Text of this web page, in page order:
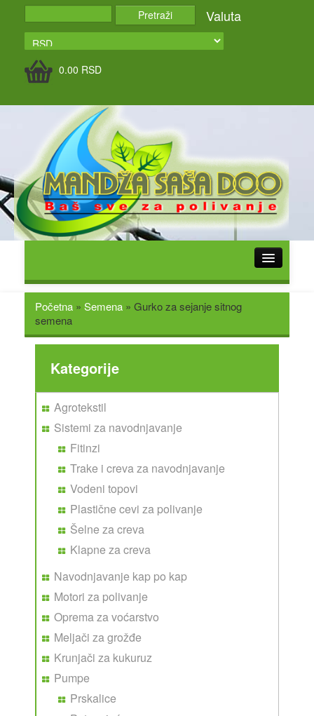
Valuta
0.00 RSD
POČETNA
O NAMA
ONLINE PRODAJA
SAVETI
KONTAKT
Početna » Semena » Gurko za sejanje sitnog
semena
Kategorije
Agrotekstil
Sistemi za navodnjavanje
Fitinzi
Trake i creva za navodnjavanje
Vodeni topovi
Plastične cevi za polivanje
Šelne za creva
Klapne za creva
Navodnjavanje kap po kap
Motori za polivanje
Oprema za voćarstvo
Meljači za grožđe
Krunjači za kukuruz
Pumpe
Prskalice